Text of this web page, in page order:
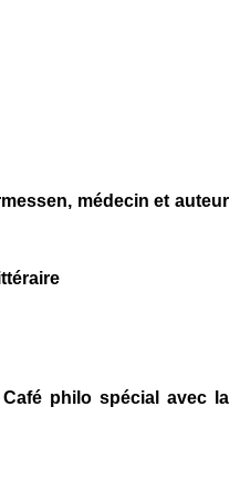
médecin et auteur
Café philo spécial avec la